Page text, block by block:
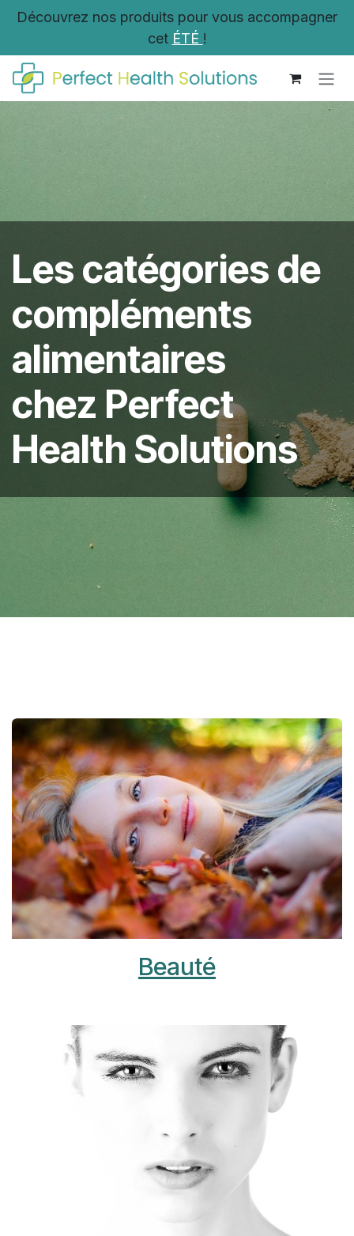
Se rendre au contenu
Découvrez nos produits pour vous accompagner
cet ÉTÉ !
Les catégories de
compléments
alimentaires
chez Perfect
Health Solutions
Beauté